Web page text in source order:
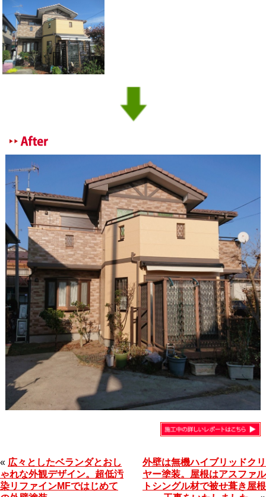
« 広々としたベランダとおし
ゃれな外観デザイン。超低汚
染リファインMFではじめて
外壁は無機ハイブリッドクリ
ヤー塗装。屋根はアスファル
トシングル材で被せ葺き屋根